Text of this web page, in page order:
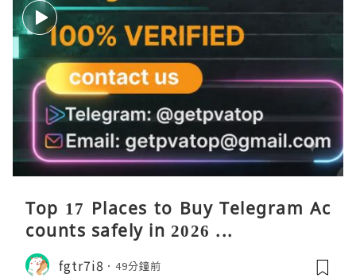
Top 17 Places to Buy Telegram Ac
counts safely in 2026 ...
fgtr7i8 49分鐘前